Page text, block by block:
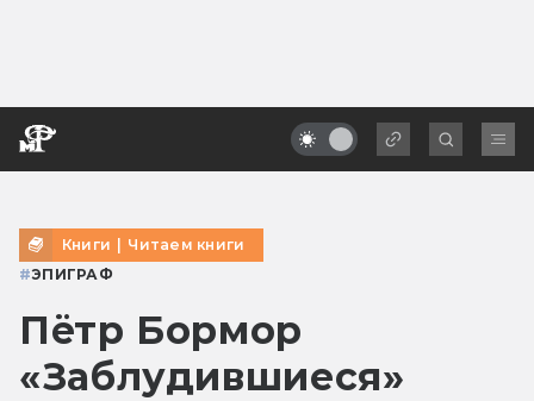
Книги | Читаем книги
#ЭПИГРАФ
Пётр Бормор
«Заблудившиеся»